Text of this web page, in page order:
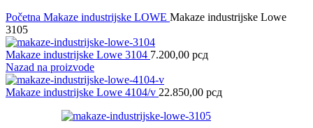
Početna Makaze industrijske LOWE Makaze industrijske Lowe
3105
Makaze industrijske Lowe 3104 7.200,00 рсд
Nazad na proizvode
Makaze industrijske Lowe 4104/v 22.850,00 рсд